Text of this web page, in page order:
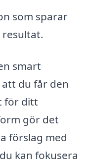
som sparar
smart
du får den
för ditt
gör det
förslag med
kan fokusera